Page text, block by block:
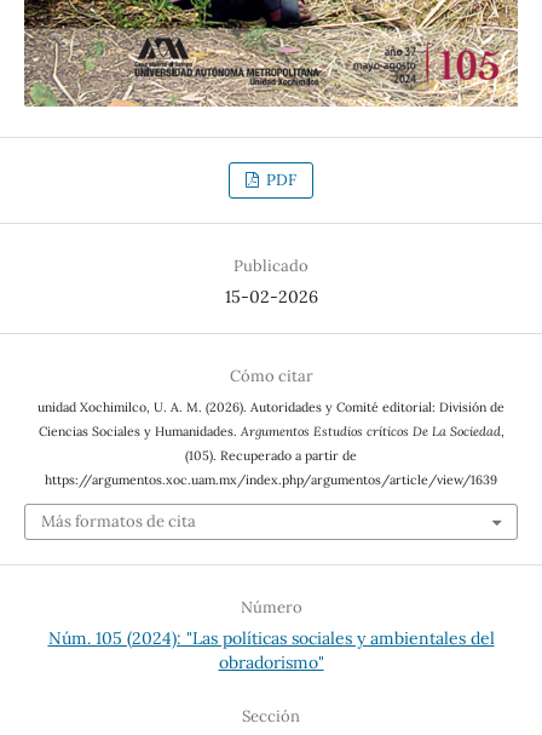
PDF
Publicado
15-02-2026
Cómo citar
unidad Xochimilco, U. A. M. (2026). Autoridades y Comité editorial: División de
Ciencias Sociales y Humanidades. Argumentos Estudios críticos De La Sociedad,
(105). Recuperado a partir de
https://argumentos.xoc.uam.mx/index.php/argumentos/article/view/1639
Más formatos de cita
Número
Núm. 105 (2024): "Las políticas sociales y ambientales del
obradorismo"
Sección